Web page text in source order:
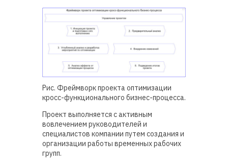
Рис. Фреймворк проекта оптимизации
кросс-функционального бизнес-процесса.
Проект выполняется с активным
вовлечением руководителей и
специалистов компании путем создания и
организации работы временных рабочих
групп.